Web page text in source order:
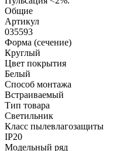
Общие
Артикул
035593
Форма (сечение)
Круглый
Цвет покрытия
Белый
Способ монтажа
Встраиваемый
Тип товара
Светильник
Класс пылевлагозащиты
IP20
Модельный ряд